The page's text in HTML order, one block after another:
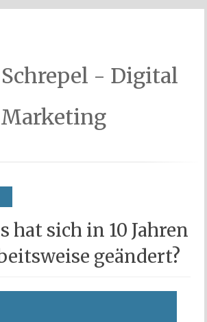
- Digital
Marketing
hat sich in 10 Jahren
geändert?